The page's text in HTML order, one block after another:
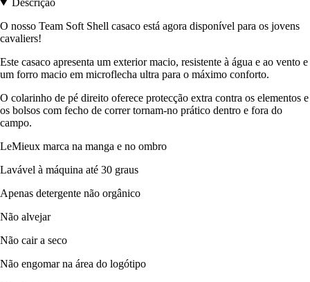
Descrição
O nosso Team Soft Shell casaco está agora disponível para os jovens
cavaliers!
Este casaco apresenta um exterior macio, resistente à água e ao vento e
um forro macio em microflecha ultra para o máximo conforto.
O colarinho de pé direito oferece protecção extra contra os elementos e
os bolsos com fecho de correr tornam-no prático dentro e fora do
campo.
LeMieux marca na manga e no ombro
Lavável à máquina até 30 graus
Apenas detergente não orgânico
Não alvejar
Não cair a seco
Não engomar na área do logótipo